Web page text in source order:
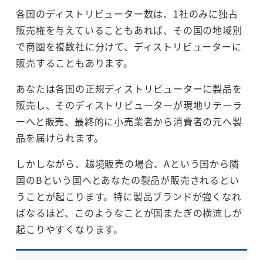
各国のディストリビューター数は、1社のみに独占
販売権を与えていることもあれば、その国の地域別
で商圏を複数社に分けて、ディストリビューターに
販売することもあります。
あなたは各国の正規ディストリビューターに製品を
販売し、そのディストリビューターが現地リテーラ
ーへと販売、最終的に小売業者から消費者の元へ製
品を届けられます。
しかしながら、越境販売の場合、Aという国から隣
国のBという国へとあなたの製品が販売されるとい
うことが起こります。特に製品ブランドが強くなれ
ばなるほど、このようなことが国またぎの横流しが
起こりやすくなります。